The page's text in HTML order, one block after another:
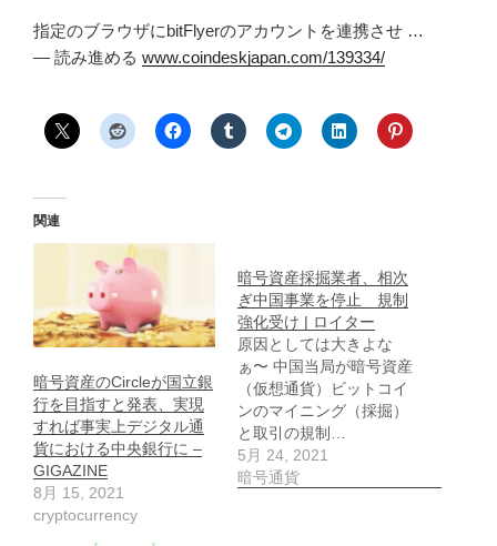
指定のブラウザにbitFlyerのアカウントを連携させ …
— 読み進める www.coindeskjapan.com/139334/
関連
暗号資産のCircleが国立銀
行を目指すと発表、実現
すれば事実上デジタル通
貨における中央銀行に –
GIGAZINE
8月 15, 2021
cryptocurrency
暗号資産採掘業者、相次
ぎ中国事業を停止 規制
強化受け | ロイター
原因としては大きよな
ぁ〜 中国当局が暗号資産
（仮想通貨）ビットコイ
ンのマイニング（採掘）
と取引の規制…
5月 24, 2021
暗号通貨